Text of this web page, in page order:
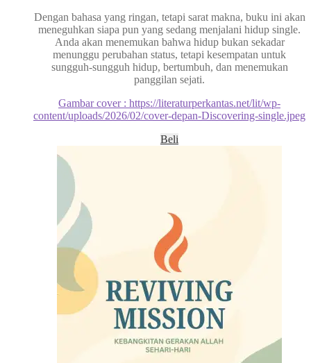
Dengan bahasa yang ringan, tetapi sarat makna, buku ini akan
meneguhkan siapa pun yang sedang menjalani hidup single.
Anda akan menemukan bahwa hidup bukan sekadar
menunggu perubahan status, tetapi kesempatan untuk
sungguh-sungguh hidup, bertumbuh, dan menemukan
panggilan sejati.
Gambar cover : https://literaturperkantas.net/lit/wp-
content/uploads/2026/02/cover-depan-Discovering-single.jpeg
Beli